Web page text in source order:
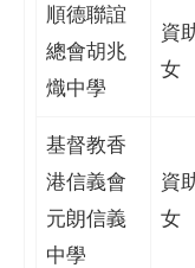
順德聯誼
總會胡兆
熾中學
資
女
基督教香
港信義會
元朗信義
中學
資
女